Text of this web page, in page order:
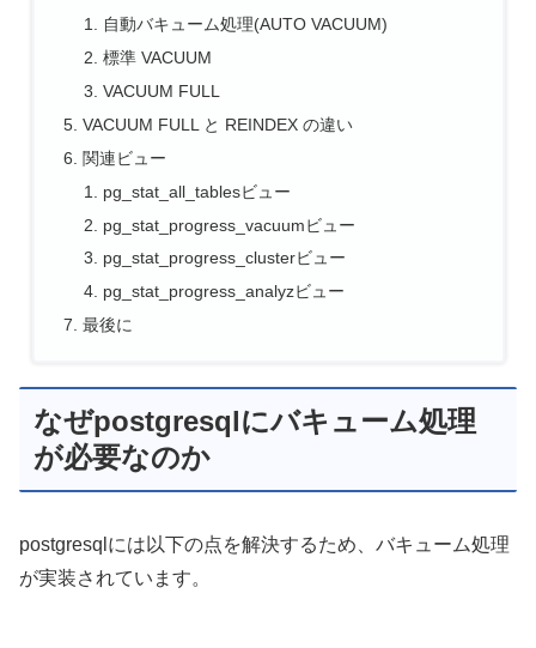
自動バキューム処理(AUTO VACUUM)
標準 VACUUM
VACUUM FULL
VACUUM FULL と REINDEX の違い
関連ビュー
pg_stat_all_tablesビュー
pg_stat_progress_vacuumビュー
pg_stat_progress_clusterビュー
pg_stat_progress_analyzビュー
最後に
なぜpostgresqlにバキューム処理
が必要なのか
postgresqlには以下の点を解決するため、バキューム処理
が実装されています。